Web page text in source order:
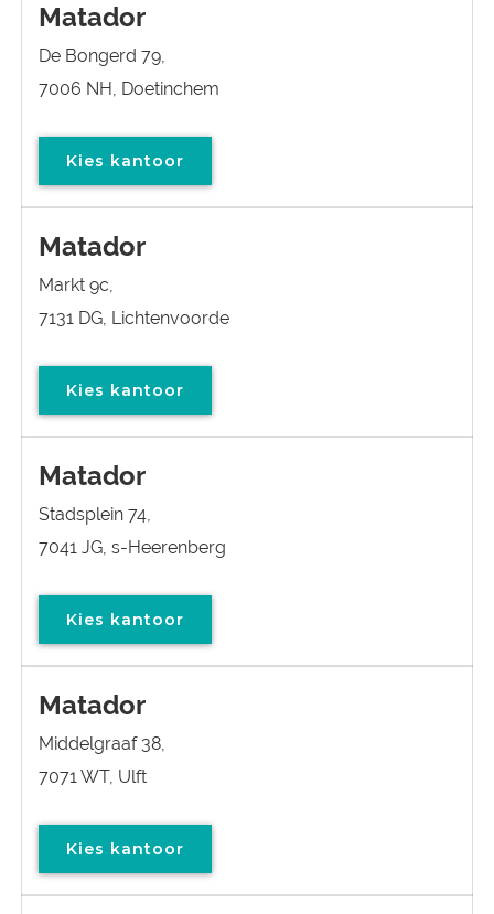
Matador
De Bongerd 79,
7006 NH, Doetinchem
Kies kantoor
Matador
Markt 9c,
7131 DG, Lichtenvoorde
Kies kantoor
Matador
Stadsplein 74,
7041 JG, s-Heerenberg
Kies kantoor
Matador
Middelgraaf 38,
7071 WT, Ulft
Kies kantoor